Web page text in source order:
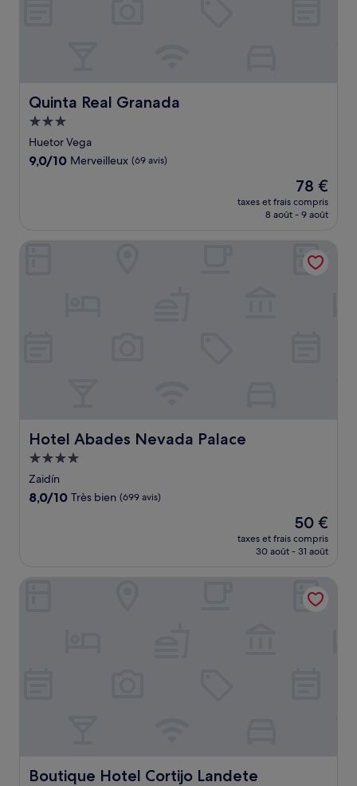
Quinta Real Granada
Quinta Real Granada
Hébergement
3.0 étoiles
Huetor Vega
9.0
9,0/10 Merveilleux (69 avis)
Le
nouveau
prix
de
78 €
78 €
taxes et frais compris
8 août - 9 août
Hotel Abades Nevada Palace
Hotel Abades Nevada Palace
Hébergement
4.0 étoiles
Zaidín
8.0
8,0/10 Très bien (699 avis)
Le
nouveau
prix
de
50 €
50 €
taxes et frais compris
30 août - 31 août
Boutique Hotel Cortijo Landete
Boutique Hotel Cortijo Landete